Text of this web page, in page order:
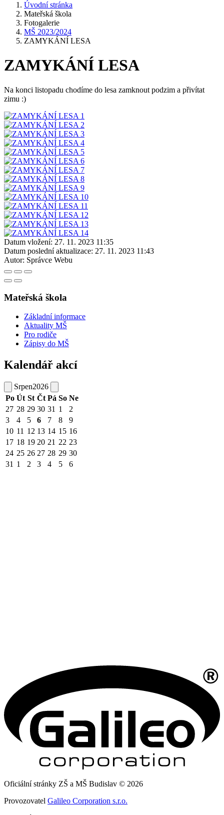
Úvodní stránka
Mateřská škola
Fotogalerie
MŠ 2023/2024
ZAMYKÁNÍ LESA
ZAMYKÁNÍ LESA
Na konci listopadu chodíme do lesa zamknout podzim a přivítat
zimu :)
Datum vložení: 27. 11. 2023 11:35
Datum poslední aktualizace: 27. 11. 2023 11:43
Autor: Správce Webu
Mateřská škola
Základní informace
Aktuality MŠ
Pro rodiče
Zápisy do MŠ
Kalendář akcí
Srpen2026
Po Út St Čt Pá So Ne
27 28 29 30 31 1
2
3
4 5 6 7 8
9
10 11 12 13 14 15 16
17 18 19 20 21 22 23
24 25 26 27 28 29 30
31 1 2 3 4 5 6
Oficiální stránky ZŠ a MŠ Budislav © 2026
Provozovatel Galileo Corporation s.r.o.